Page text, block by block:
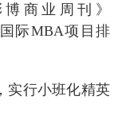
商业周刊》
际MBA项目排
实行小班化精英